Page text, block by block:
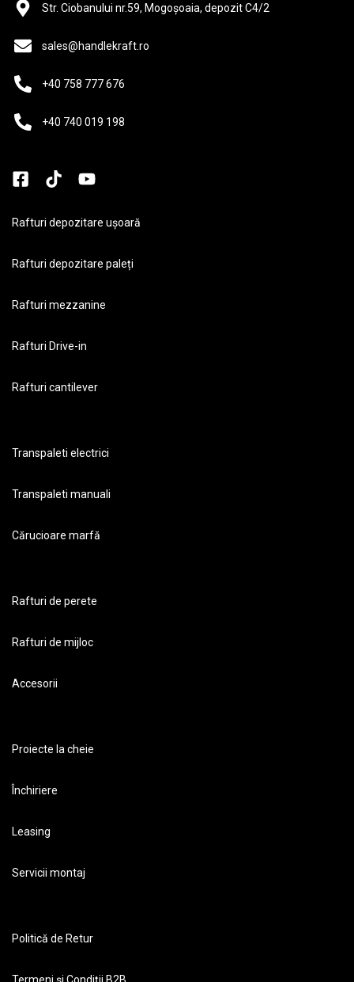
Str. Ciobanului nr.59, Mogoșoaia, depozit C4/2
sales@handlekraft.ro
+40 758 777 676
+40 740 019 198
Rafturi depozitare ușoară
Rafturi depozitare paleți
Rafturi mezzanine
Rafturi Drive-in
Rafturi cantilever
Transpaleti electrici
Transpaleti manuali
Cărucioare marfă
Rafturi de perete
Rafturi de mijloc
Accesorii
Proiecte la cheie
Închiriere
Leasing
Servicii montaj
Politică de Retur
Termeni și Condiții B2B